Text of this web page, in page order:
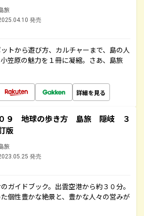
旅
発売
トから遊び方、カルチャーまで、島の人
笠原の魅力を１冊に凝縮。さあ、島旅
詳細を見る
０９ 地球の歩き方 島旅 隠岐 ３
版
旅
発売
ガイドブック。出雲空港から約３０分。
個性豊かな絶景と、豊かな人々の営みが